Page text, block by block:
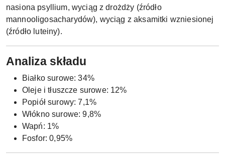
nasiona psyllium, wyciąg z drożdży (źródło
mannooligosacharydów), wyciąg z aksamitki wzniesionej
(źródło luteiny).
Analiza składu
Białko surowe: 34%
Oleje i tłuszcze surowe: 12%
Popiół surowy: 7,1%
Włókno surowe: 9,8%
Wapń: 1%
Fosfor: 0,95%